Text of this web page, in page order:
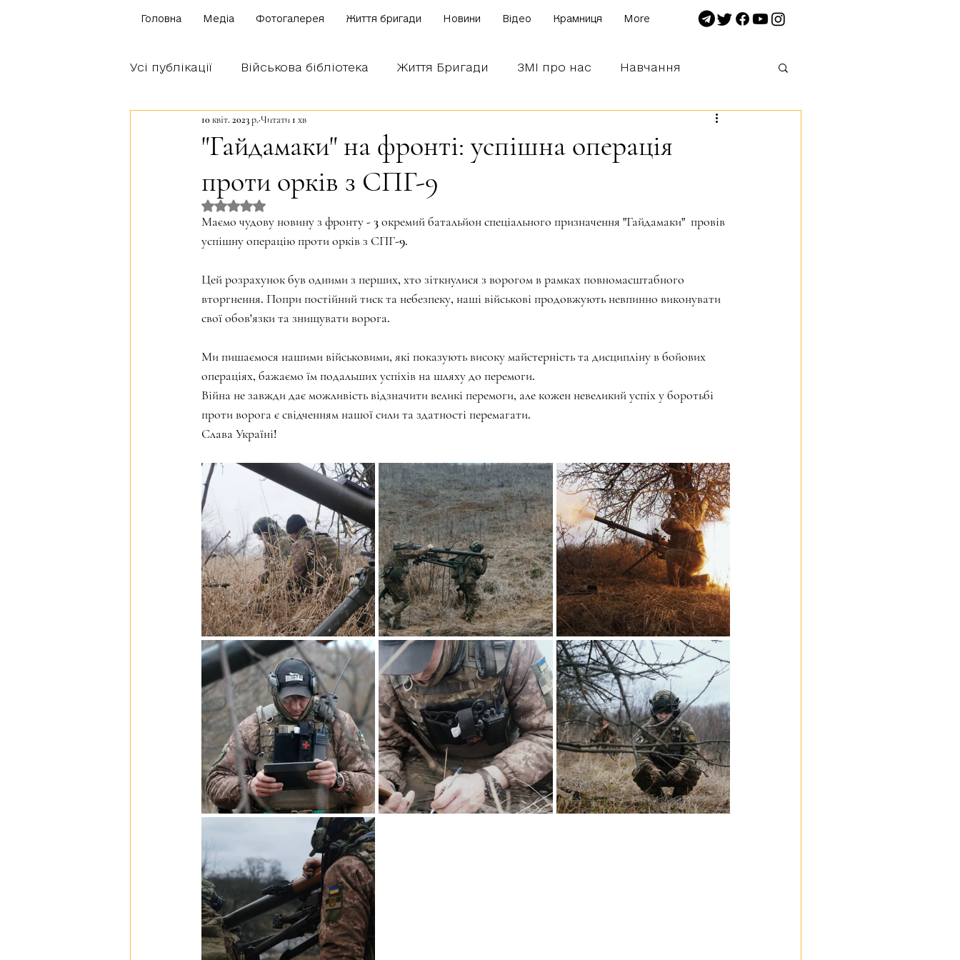
Головна Медіа Фотогалерея Життя бригади Новини Відео Крамниця More
Усі публікації Військова бібліотека Життя Бригади ЗМІ про нас Навчання
Щоденник бійця Блог наших бійців
Братство Богуна
"Гайдамаки" на фронті: успішна операція
проти орків з СПГ-9
10 квіт. 2023 р. Читати 1 хв
Оцінка: NaN з 5 зірок.
Маємо чудову новину з фронту - 3 окремий батальйон спеціального призначення "Гайдамаки"  провів
успішну операцію проти орків з СПГ-9.
Цей розрахунок був одними з перших, хто зіткнулися з ворогом в рамках повномасштабного
вторгнення. Попри постійний тиск та небезпеку, наші військові продовжують невпинно виконувати
свої обов'язки та знищувати ворога.
Ми пишаємося нашими військовими, які показують високу майстерність та дисципліну в бойових
операціях, бажаємо їм подальших успіхів на шляху до перемоги.
Війна не завжди дає можливість відзначити великі перемоги, але кожен невеликий успіх у боротьбі
проти ворога є свідченням нашої сили та здатності перемагати.
Слава Україні!